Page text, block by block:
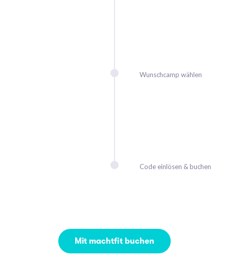
Wunschcamp wählen
Code einlösen & buchen
Mit machtfit buchen